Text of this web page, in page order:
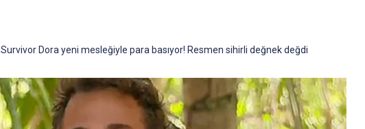
Survivor Dora yeni mesleğiyle para basıyor! Resmen sihirli değnek değdi